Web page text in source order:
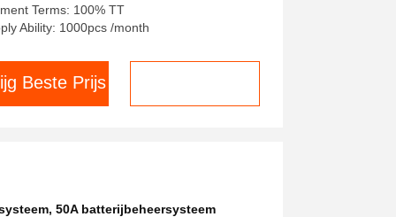
Terms: 100% TT
Ability: 1000pcs /month
Beste Prijs
, 50A batterijbeheersysteem